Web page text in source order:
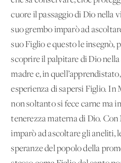
cuore il passaggio di Dio nella
suo grembo imparò ad
suo Figlio e questo le insegnò,
scoprire il palpitare di Dio
madre e, in
esperienza di sapersi Figlio. In
non soltanto si fece carne ma
tenerezza materna di Dio.
imparò ad ascoltare gli aneliti,
speranze del popolo della